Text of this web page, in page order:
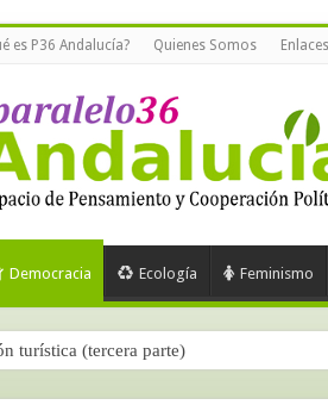
es P36 Andalucía? Quienes Somos Enlaces
Democracia Ecología Feminismo
turística (tercera parte)